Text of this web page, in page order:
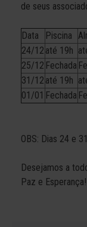
de seus
Data Piscina
24/12 até 19h
25/12 Fechada
31/12 até 19h
01/01 Fechada
OBS: Dias 24 e
Desejamos a
Paz e Esperança!